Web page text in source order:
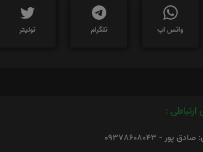
واتس اپ تلگرام توئیتر
ارتباطی :
پور - 09378608043